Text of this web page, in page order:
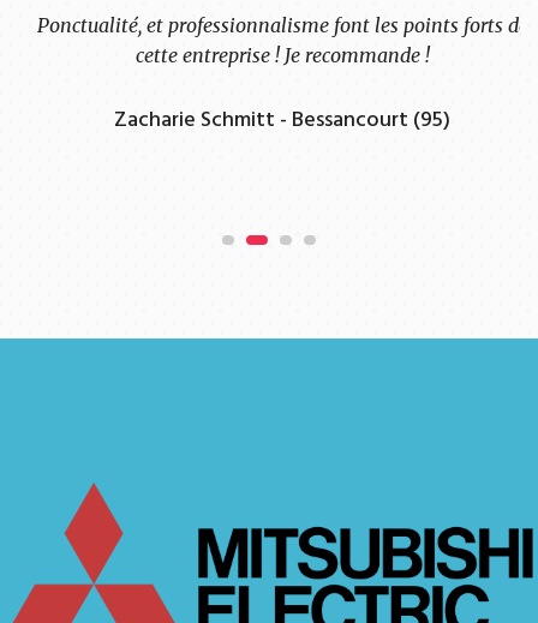
Ponctualité, et professionnalisme font les points forts de
cette entreprise ! Je recommande !
Zacharie Schmitt - Bessancourt (95)